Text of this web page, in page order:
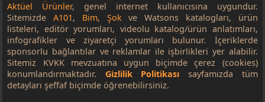
Aktüel Ürünler, genel internet kullanıcısına uygundur.
SitemizdeA101, Bim, Şokve Watsons katalogları, ürün
listeleri, editör yorumları, videolu katalog/ürün anlatımları,
infografikler ve ziyaretçi yorumları bulunur. İçeriklerde
sponsorlu bağlantılar ve reklamlar ile işbirlikleri yer alabilir.
Sitemiz KVKK mevzuatına uygun biçimde çerez (cookies)
konumlandırmaktadır. Gizlilik Politikası sayfamızda tüm
detayları şeffaf biçimde öğrenebilirsiniz.